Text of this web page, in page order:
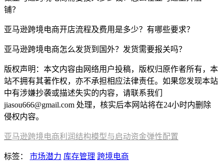
铺？
亚马逊跨境电商开店流程及费用是多少？有哪些要求？
亚马逊跨境电商怎么发货到国外？发货需要报关吗？
版权声明：本文内容由网络用户投稿，版权归原作者所有，本
站不拥有其著作权，亦不承担相应法律责任。如果您发现本站
中有涉嫌抄袭或描述失实的内容，请联系我们
jiasou666@gmail.com 处理，核实后本网站将在24小时内删除
侵权内容。
亚马逊跨境电商利润结构模型与启动资金弹性配置
标签： 市场潜力 库存管理 跨境电商